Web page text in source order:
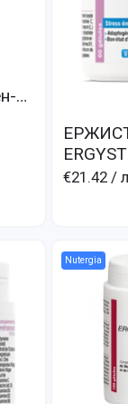
стрес,
€21.42 /
Nutergia